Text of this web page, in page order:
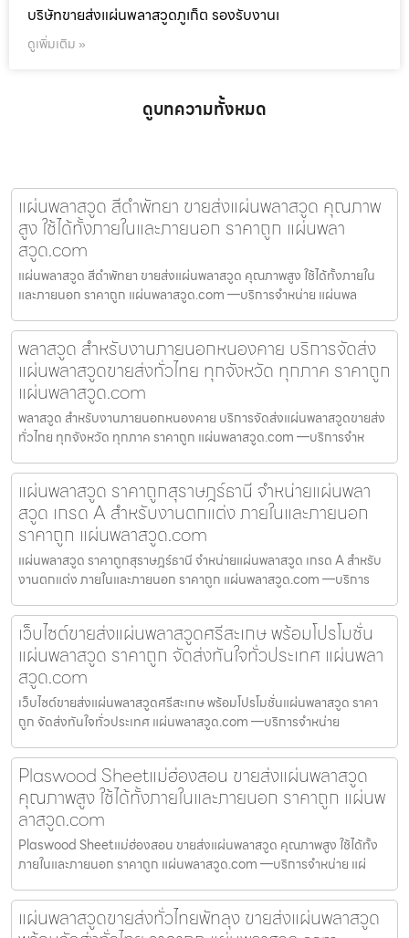
บริษัทขายส่งแผ่นพลาสวูดภูเก็ต รองรับงานเ
ดูเพิ่มเติม »
ดูบทความทั้งหมด
แผ่นพลาสวูด สีดำพัทยา ขายส่งแผ่นพลาสวูด คุณภาพ
สูง ใช้ได้ทั้งภายในและภายนอก ราคาถูก แผ่นพลา
สวูด.com
แผ่นพลาสวูด สีดำพัทยา ขายส่งแผ่นพลาสวูด คุณภาพสูง ใช้ได้ทั้งภายใน
และภายนอก ราคาถูก แผ่นพลาสวูด.com —บริการจำหน่าย แผ่นพล
พลาสวูด สำหรับงานภายนอกหนองคาย บริการจัดส่ง
แผ่นพลาสวูดขายส่งทั่วไทย ทุกจังหวัด ทุกภาค ราคาถูก
แผ่นพลาสวูด.com
พลาสวูด สำหรับงานภายนอกหนองคาย บริการจัดส่งแผ่นพลาสวูดขายส่ง
ทั่วไทย ทุกจังหวัด ทุกภาค ราคาถูก แผ่นพลาสวูด.com —บริการจำห
แผ่นพลาสวูด ราคาถูกสุราษฎร์ธานี จำหน่ายแผ่นพลา
สวูด เกรด A สำหรับงานตกแต่ง ภายในและภายนอก
ราคาถูก แผ่นพลาสวูด.com
แผ่นพลาสวูด ราคาถูกสุราษฎร์ธานี จำหน่ายแผ่นพลาสวูด เกรด A สำหรับ
งานตกแต่ง ภายในและภายนอก ราคาถูก แผ่นพลาสวูด.com —บริการ
เว็บไซต์ขายส่งแผ่นพลาสวูดศรีสะเกษ พร้อมโปรโมชั่น
แผ่นพลาสวูด ราคาถูก จัดส่งทันใจทั่วประเทศ แผ่นพลา
สวูด.com
เว็บไซต์ขายส่งแผ่นพลาสวูดศรีสะเกษ พร้อมโปรโมชั่นแผ่นพลาสวูด ราคา
ถูก จัดส่งทันใจทั่วประเทศ แผ่นพลาสวูด.com —บริการจำหน่าย
Plaswood Sheetแม่ฮ่องสอน ขายส่งแผ่นพลาสวูด
คุณภาพสูง ใช้ได้ทั้งภายในและภายนอก ราคาถูก แผ่นพ
ลาสวูด.com
Plaswood Sheetแม่ฮ่องสอน ขายส่งแผ่นพลาสวูด คุณภาพสูง ใช้ได้ทั้ง
ภายในและภายนอก ราคาถูก แผ่นพลาสวูด.com —บริการจำหน่าย แผ่
แผ่นพลาสวูดขายส่งทั่วไทยพัทลุง ขายส่งแผ่นพลาสวูด